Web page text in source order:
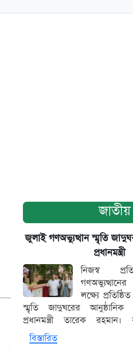
জাতীয়
জুলাই গণঅভ্যুত্থান স্মৃতি
প্রধানমন্ত্রী
নিজস্ব
লক্ষ্যে
স্মৃতি জাদুঘরের আনুষ্ঠানিক
প্রধানমন্ত্রী তারেক
বিস্তারিত